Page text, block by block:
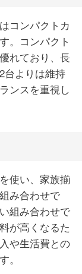
コンパクトカ
。コンパクト
れており、長
台よりは維持
ンスを重視し
使い、家族揃
み合わせで
組み合わせで
が高くなるた
や生活費との
。